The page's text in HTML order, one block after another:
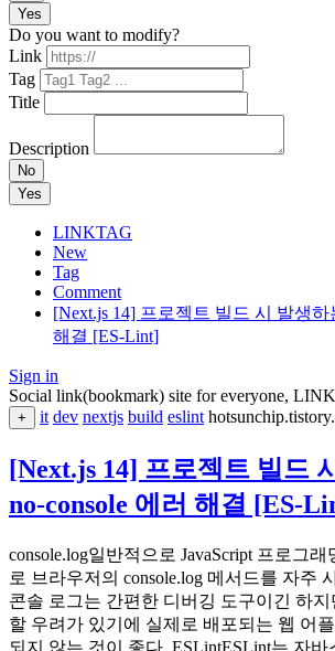
Yes
Do you want to modify?
Link
Tag
Title
Description
No
Yes
LINKTAG
New
Tag
Comment
[Next.js 14] 프로젝트 빌드 시 발생하
해결 [ES-Lint]
Sign in
Social link(bookmark) site for everyone,
+ it dev nextjs build eslint
[Next.js 14] 프로젝트 빌드
no-console 에러 해결 [ES-
console.log일반적으로 JavaScript 프로그
로 브라우저의 console.log 메서드를 자주
콘솔 로그는 간편한 디버깅 도구이긴 하
할 우려가 있기에 실제로 배포되는 웹 어
되지 않는 것이 좋다. ESLintESLint는 자바